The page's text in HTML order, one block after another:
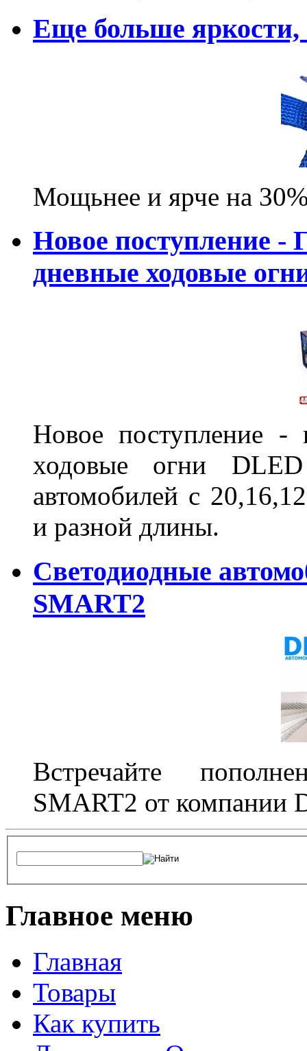
Еще больше
Мощьнее и ярче на
Новое поступление -
дневные ходовые
Новое поступление -
ходовые огни
автомобилей с
и разной длины.
Светодиодные
SMART2
Встречайте
SMART2 от компании
Главное меню
Главная
Товары
Как купить